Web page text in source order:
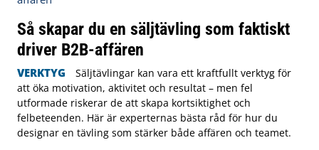
Så skapar du en säljtävling som faktiskt
driver B2B-affären
VERKTYG
Säljtävlingar kan vara ett kraftfullt verktyg för
att öka motivation, aktivitet och resultat – men fel
utformade riskerar de att skapa kortsiktighet och
felbeteenden. Här är experternas bästa råd för hur du
designar en tävling som stärker både affären och teamet.